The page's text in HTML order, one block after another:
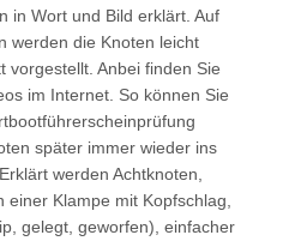
in Wort und Bild erklärt. Auf
werden die Knoten leicht
vorgestellt. Anbei finden Sie
im Internet. So können Sie
später immer wieder ins
werden Achtknoten,
Klampe mit Kopfschlag,
gelegt, geworfen), einfacher